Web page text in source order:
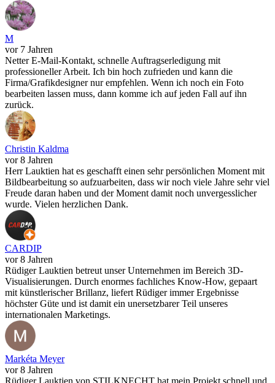
M
vor 7 Jahren
Netter E-Mail-Kontakt, schnelle Auftragserledigung mit
professioneller Arbeit. Ich bin hoch zufrieden und kann die
Firma/Grafikdesigner nur empfehlen. Wenn ich noch ein Foto
bearbeiten lassen muss, dann komme ich auf jeden Fall auf ihn
zurück.
Christin Kaldma
vor 8 Jahren
Herr Lauktien hat es geschafft einen sehr persönlichen Moment mit
Bildbearbeitung so aufzuarbeiten, dass wir noch viele Jahre sehr viel
Freude daran haben und der Moment damit noch unvergesslicher
wurde. Vielen herzlichen Dank.
CARDIP
vor 8 Jahren
Rüdiger Lauktien betreut unser Unternehmen im Bereich 3D-
Visualisierungen. Durch enormes fachliches Know-How, gepaart
mit künstlerischer Brillanz, liefert Rüdiger immer Ergebnisse
höchster Güte und ist damit ein unersetzbarer Teil unseres
internationalen Marketings.
Markéta Meyer
vor 8 Jahren
Rüdiger Lauktien von STILKNECHT hat mein Projekt schnell und